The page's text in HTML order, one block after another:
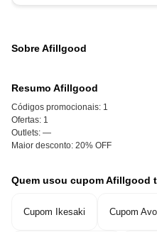
Sobre Afillgood
Resumo Afillgood
Códigos promocionais: 1
Ofertas: 1
Outlets: —
Maior desconto: 20% OFF
Quem usou cupom Afillgood
Cupom Ikesaki Cupom